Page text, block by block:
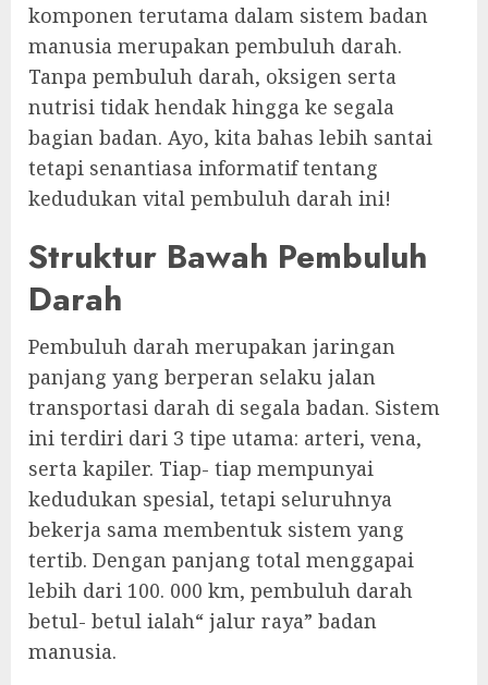
komponen terutama dalam sistem badan
manusia merupakan pembuluh darah.
Tanpa pembuluh darah, oksigen serta
nutrisi tidak hendak hingga ke segala
bagian badan. Ayo, kita bahas lebih santai
tetapi senantiasa informatif tentang
kedudukan vital pembuluh darah ini!
Struktur Bawah Pembuluh
Darah
Pembuluh darah merupakan jaringan
panjang yang berperan selaku jalan
transportasi darah di segala badan. Sistem
ini terdiri dari 3 tipe utama: arteri, vena,
serta kapiler. Tiap- tiap mempunyai
kedudukan spesial, tetapi seluruhnya
bekerja sama membentuk sistem yang
tertib. Dengan panjang total menggapai
lebih dari 100. 000 km, pembuluh darah
betul- betul ialah“ jalur raya” badan
manusia.